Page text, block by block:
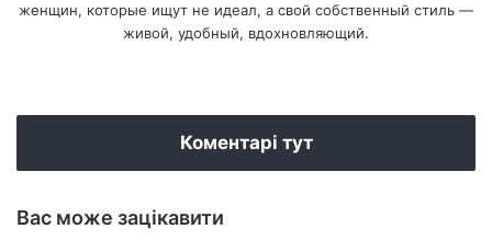
женщин, которые ищут не идеал, а свой собственный стиль —
живой, удобный, вдохновляющий.
te
Коментарі тут
Вас може зацікавити